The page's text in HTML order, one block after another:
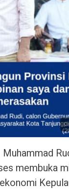
membuka